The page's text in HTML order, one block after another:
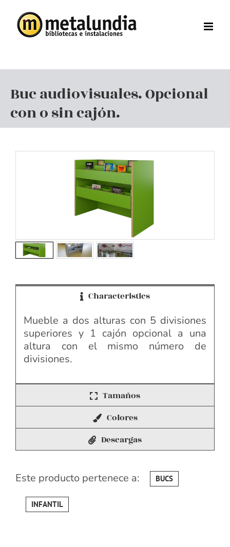
contenido
Buc audiovisuales. Opcional
con o sin cajón.
Characteristics
Mueble a dos alturas con 5 divisiones
superiores y 1 cajón opcional a una
altura con el mismo número de
divisiones.
Tamaños
Colores
Descargas
Este producto pertenece a: BUCS
INFANTIL